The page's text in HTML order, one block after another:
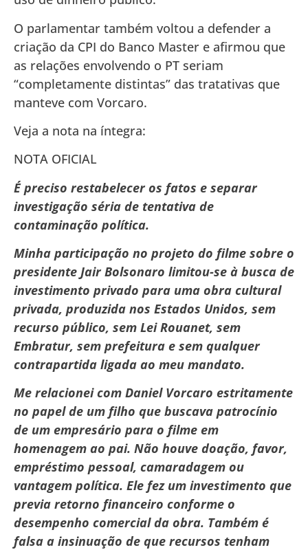
O parlamentar também voltou a defender a
criação da CPI do Banco Master e afirmou que
as relações envolvendo o PT seriam
“completamente distintas” das tratativas que
manteve com Vorcaro.
Veja a nota na íntegra:
NOTA OFICIAL
É preciso restabelecer os fatos e separar
investigação séria de tentativa de
contaminação política.
Minha participação no projeto do filme sobre o
presidente Jair Bolsonaro limitou-se à busca de
investimento privado para uma obra cultural
privada, produzida nos Estados Unidos, sem
recurso público, sem Lei Rouanet, sem
Embratur, sem prefeitura e sem qualquer
contrapartida ligada ao meu mandato.
Me relacionei com Daniel Vorcaro estritamente
no papel de um filho que buscava patrocínio
de um empresário para o filme em
homenagem ao pai. Não houve doação, favor,
empréstimo pessoal, camaradagem ou
vantagem política. Ele fez um investimento que
previa retorno financeiro conforme o
desempenho comercial da obra. Também é
falsa a insinuação de que recursos tenham